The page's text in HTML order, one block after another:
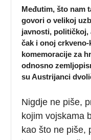
Međutim, što nam
govori o velikoj
javnosti,
čak i onoj
komemoracije za
odnosno
su Austrijanci
Nigdje ne piše,
kojim vojskama
kao što ne piše,